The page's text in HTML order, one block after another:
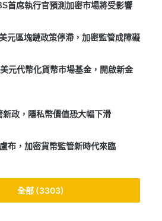
就業數據推高利率
首席執行官預測加密市場將受影響
元區塊鏈政策停滯，加密監管成障礙
元代幣化貨幣市場基金，開啟新金
政，隱私幣價值恐大幅下滑
布，加密貨幣監管新時代來臨
全部 (3303)